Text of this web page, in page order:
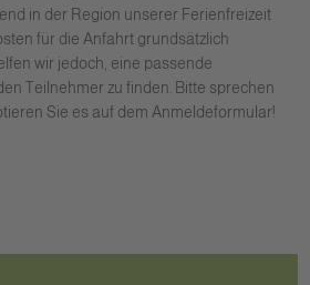
in der Region unserer Ferienfreizeit
für die Anfahrt grundsätzlich
wir jedoch, eine passende
Teilnehmer zu finden. Bitte sprechen
Sie es auf dem Anmeldeformular!